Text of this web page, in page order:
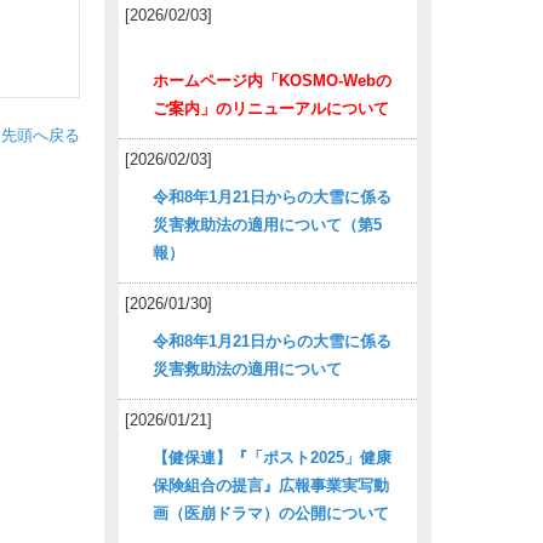
頭へ戻る
[2026/02/03]
ホームページ内「KOSMO-Webの
ご案内」のリニューアルについて
[2026/02/03]
令和8年1月21日からの大雪に係る
災害救助法の適用について（第5
報）
[2026/01/30]
令和8年1月21日からの大雪に係る
災害救助法の適用について
[2026/01/21]
【健保連】『「ポスト2025」健康
保険組合の提言』広報事業実写動
画（医崩ドラマ）の公開について